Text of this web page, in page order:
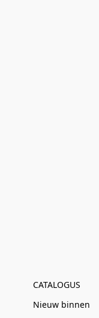
CATALOGUS
Nieuw binnen